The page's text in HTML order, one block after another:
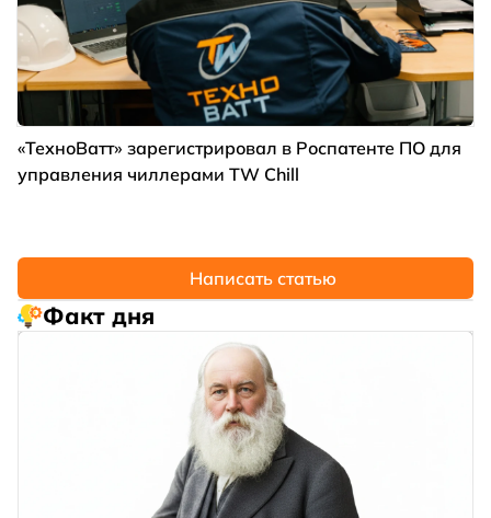
«ТехноВатт» зарегистрировал в Роспатенте ПО для
управления чиллерами TW Chill
Написать статью
Факт дня